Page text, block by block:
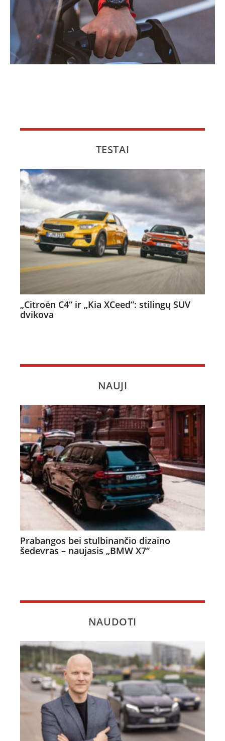
TESTAI
„Citroën C4“ ir „Kia XCeed“: stilingų SUV
dvikova
NAUJI
Prabangos bei stulbinančio dizaino
šedevras – naujasis „BMW X7“
NAUDOTI